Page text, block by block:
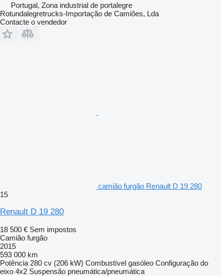
Portugal, Zona industrial de portalegre
Rotundalegretrucks-Importação de Camiões, Lda
Contacte o vendedor
camião furgão Renault D 19 280
15
Renault D 19 280
18 500 € Sem impostos
Camião furgão
2015
593 000 km
Potência 280 cv (206 kW) Combustível gasóleo Configuração do
eixo 4x2 Suspensão pneumática/pneumática